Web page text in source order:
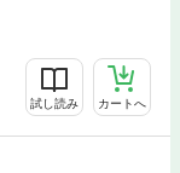
試し読み カートへ